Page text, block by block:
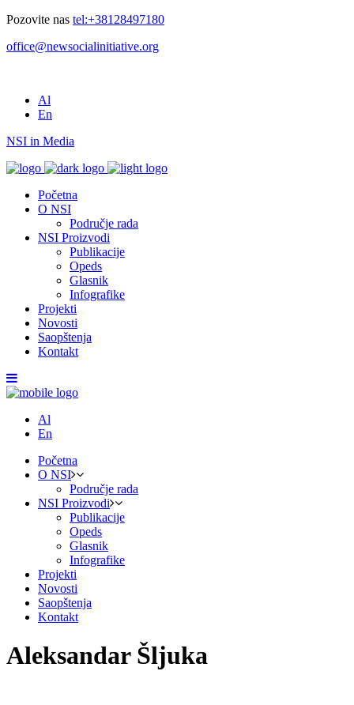
Pozovite nas tel:+38128497180
office@newsocialinitiative.org
Al
En
NSI in Media
Početna
O NSI
Područje rada
NSI Proizvodi
Publikacije
Opeds
Glasnik
Infografike
Projekti
Novosti
Saopštenja
Kontakt
Al
En
Početna
O NSI
Područje rada
NSI Proizvodi
Publikacije
Opeds
Glasnik
Infografike
Projekti
Novosti
Saopštenja
Kontakt
Aleksandar Šljuka